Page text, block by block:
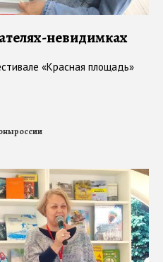
невидимках
«Красная площадь»